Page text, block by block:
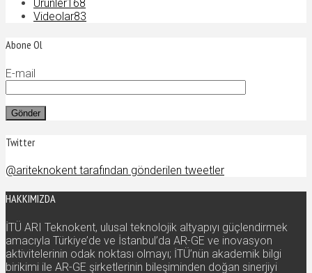
Ürünler168
Videolar83
Abone Ol
E-mail
Twitter
@ariteknokent tarafından gönderilen tweetler
HAKKIMIZDA
İTÜ ARI Teknokent, ulusal teknolojik altyapıyı güçlendirmek
amacıyla Türkiye’de ve İstanbul’da AR-GE ve inovasyon
aktivitelerinin odak noktası olmayı; İTÜ’nün akademik bilgi
birikimi ile AR-GE şirketlerinin bileşiminden doğan sinerjiyi